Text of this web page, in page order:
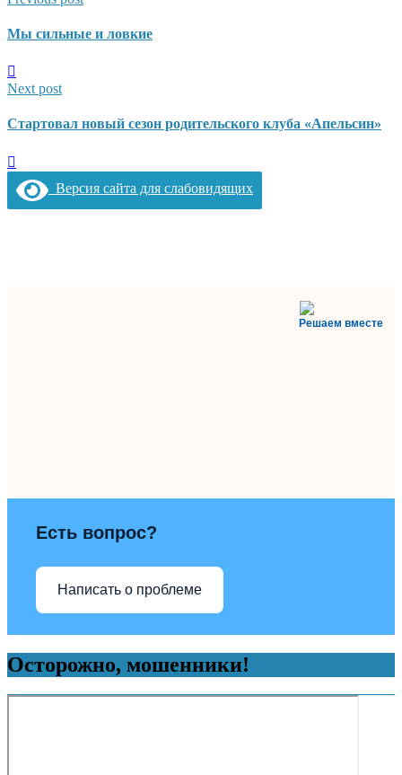
Мы сильные и ловкие
Next post
Стартовал новый сезон родительского клуба «Апельсин»
Версия сайта для слабовидящих
Решаем вместе
Есть вопрос?
Написать о проблеме
Осторожно, мошенники!